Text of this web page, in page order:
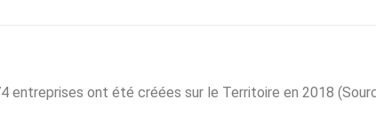
entreprises ont été créées sur le Territoire en 2018